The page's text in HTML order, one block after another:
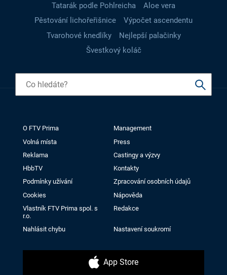
Tatarák podle Pohlreicha
Aloe vera
Pěstování lichořeřišnice
Výpočet ascendentu
Tvarohové knedlíky
Nejlepší palačinky
Švestkový koláč
O FTV Prima
Management
Volná místa
Press
Reklama
Castingy a výzvy
HbbTV
Kontakty
Podmínky užívání
Zpracování osobních údajů
Cookies
Nápověda
Vlastník FTV Prima spol. s
r.o.
Redakce
Nahlásit chybu Nastavení soukromí
App Store